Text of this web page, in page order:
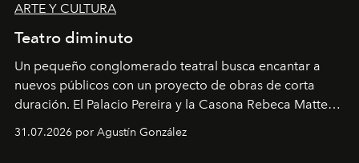
ARTE Y CULTURA
Teatro diminuto
Un pequeño conglomerado teatral busca encantar a
nuevos públicos con un proyecto de obras de corta
duración. El Palacio Pereira y la Casona Rebeca Matte
son algunos de los lugares que han albergado estas
miniobras. Sus puestas en escena son limpias; ponen el
31.07.2026 por Agustín González